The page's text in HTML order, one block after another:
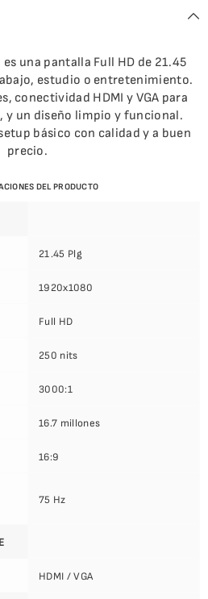
una pantalla Full HD de 21.45
estudio o entretenimiento.
conectividad HDMI y VGA para
un diseño limpio y funcional.
básico con calidad y a buen
precio.
DEL PRODUCTO
21.45 Plg
1920x1080
Full HD
250 nits
3000:1
16.7 millones
16:9
75 Hz
HDMI / VGA